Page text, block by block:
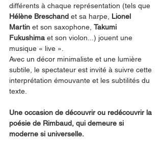
différents à chaque représentation (tels que
Hélène Breschand et sa harpe, Lionel
Martin et son saxophone, Takumi
Fukushima et son violon...) jouent une
musique « live ».
Avec un décor minimaliste et une lumière
subtile, le spectateur est invité à suivre cette
interprétation émouvante et les subtilités du
texte.
Une occasion de découvrir ou redécouvrir la
poésie de Rimbaud, qui demeure si
moderne si universelle.